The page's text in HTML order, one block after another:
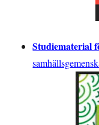
Studiematerial